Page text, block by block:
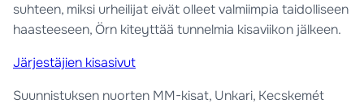
suhteen, miksi urheilijat eivät olleet valmiimpia taidolliseen
haasteeseen, Örn kiteyttää tunnelmia kisaviikon jälkeen.
Järjestäjien kisasivut
Suunnistuksen nuorten MM-kisat, Unkari, Kecskemét